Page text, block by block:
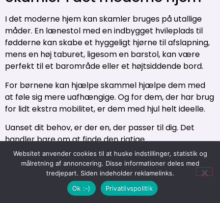
I det moderne hjem kan skamler bruges på utallige
måder. En lænestol med en indbygget hvileplads til
fødderne kan skabe et hyggeligt hjørne til afslapning,
mens en høj taburet, ligesom en barstol, kan være
perfekt til et barområde eller et højtsiddende bord.
For børnene kan hjælpe skammel hjælpe dem med
at føle sig mere uafhængige. Og for dem, der har brug
for lidt ekstra mobilitet, er dem med hjul helt ideelle.
Uanset dit behov, er der en, der passer til dig. Det
handler bare om at finde den rigtige.
Skamlens fremtid
Websitet anvender cookies til at huske indstillinger, statistik og
målretning af annoncering. Disse informationer deles med
tredjepart. Siden indeholder reklamelinks.
Ok :-)
Privatlivspolitik